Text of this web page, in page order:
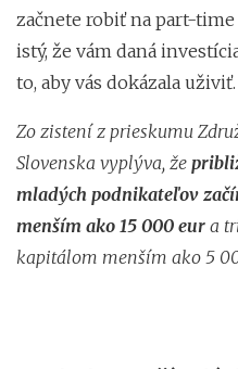
začnete robiť na part-
istý, že vám daná
to, aby vás dokázala uživiť.
Zo zistení z prieskumu
Slovenska vyplýva, že
mladých podnikateľov
menším ako 15 000 eur a
kapitálom menším ako 5